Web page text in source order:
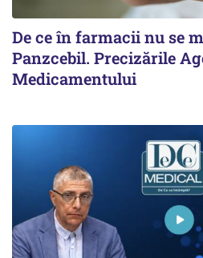
De ce în farmacii nu se
Panzcebil. Precizările
Medicamentului